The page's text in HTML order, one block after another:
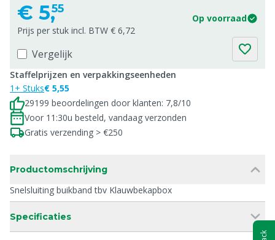
€ 5,55
Op voorraad
Prijs per stuk incl. BTW € 6,72
Vergelijk
Staffelprijzen en verpakkingseenheden
1+ Stuks€ 5,55
29199 beoordelingen door klanten: 7,8/10
Voor 11:30u besteld, vandaag verzonden
Gratis verzending > €250
Productomschrijving
Snelsluiting buikband tbv Klauwbekapbox
Specificaties